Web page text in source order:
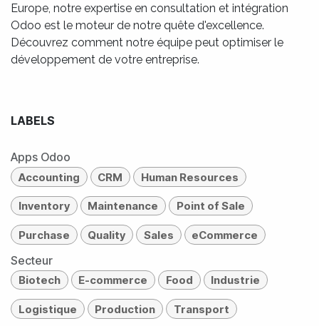
Europe, notre expertise en consultation et intégration
Odoo est le moteur de notre quête d'excellence.
Découvrez comment notre équipe peut optimiser le
développement de votre entreprise.
LABELS
Apps Odoo
Accounting CRM Human Resources
Inventory Maintenance Point of Sale
Purchase Quality Sales eCommerce
Secteur
Biotech E-commerce Food Industrie
Logistique Production Transport